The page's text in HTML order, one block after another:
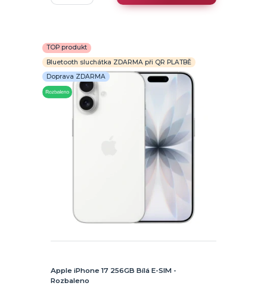
TOP produkt
Bluetooth sluchátka ZDARMA při QR PLATBĚ
Doprava ZDARMA
Apple iPhone 17 256GB Bílá E-SIM -
Rozbaleno